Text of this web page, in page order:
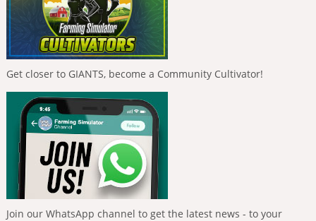
Get closer to GIANTS, become a Community Cultivator!
Join our WhatsApp channel to get the latest news - to your